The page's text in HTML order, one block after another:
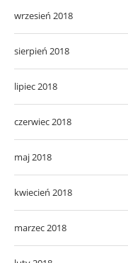
wrzesień 2018
sierpień 2018
lipiec 2018
czerwiec 2018
maj 2018
kwiecień 2018
marzec 2018